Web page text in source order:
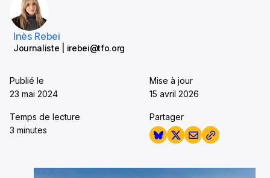
Inès Rebei
Journaliste | irebei@tfo.org
Publié le
23 mai 2024
Mise à jour
15 avril 2026
Temps de lecture
3 minutes
Partager